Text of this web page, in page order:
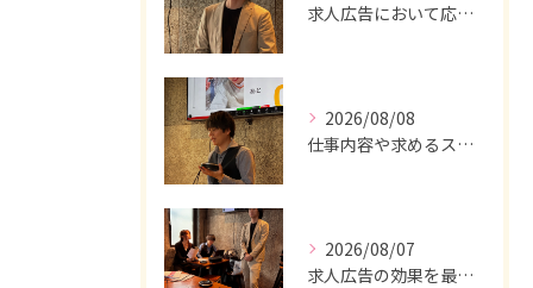
求人広告において応募者の質を大きく左右するのは、求人内容の充...
2026/08/08
仕事内容や求めるスキルを明確にし、ターゲット層に響くメッセー...
2026/08/07
求人広告の効果を最大化するために最も重要なのは、掲載タイミン...